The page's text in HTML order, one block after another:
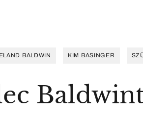
BALDWIN KIM BASINGER